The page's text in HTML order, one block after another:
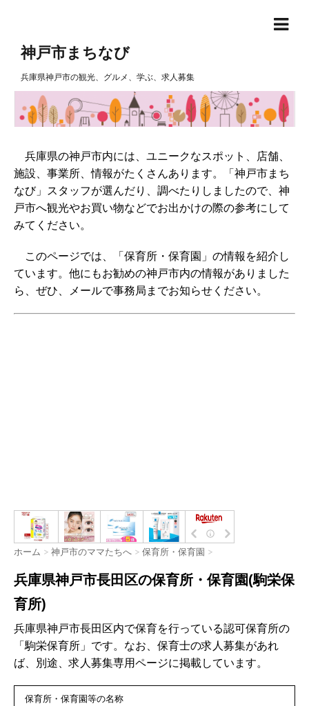
神戸市まちなび
兵庫県神戸市の観光、グルメ、学ぶ、求人募集
兵庫県の神戸市内には、ユニークなスポット、店舗、
施設、事業所、情報がたくさんあります。「神戸市まち
なび」スタッフが選んだり、調べたりしましたので、神
戸市へ観光やお買い物などでお出かけの際の参考にして
みてください。
このページでは、「保育所・保育園」の情報を紹介し
ています。他にもお勧めの神戸市内の情報がありました
ら、ぜひ、メールで事務局までお知らせください。
ホーム > 神戸市のママたちへ > 保育所・保育園 >
兵庫県神戸市長田区の保育所・保育園(駒栄保
育所)
兵庫県神戸市長田区内で保育を行っている認可保育所の
「駒栄保育所」です。なお、保育士の求人募集があれ
ば、別途、求人募集専用ページに掲載しています。
保育所・保育園等の名称